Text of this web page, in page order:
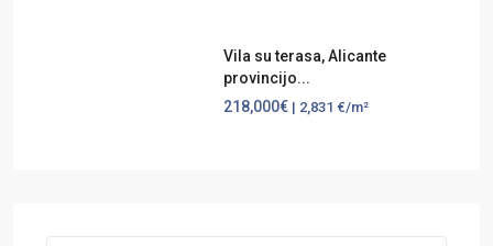
Vila su terasa, Alicante
provincijo...
218,000€ | 2,831 €/m²